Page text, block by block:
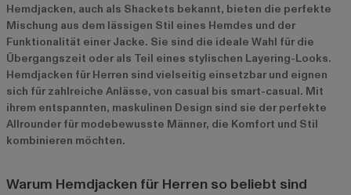
Hemdjacken, auch als Shackets bekannt, bieten die perfekte
Mischung aus dem lässigen Stil eines Hemdes und der
Funktionalität einer Jacke. Sie sind die ideale Wahl für die
Übergangszeit oder als Teil eines stylischen Layering-Looks.
Hemdjacken für Herren sind vielseitig einsetzbar und eignen
sich für zahlreiche Anlässe, von casual bis smart-casual. Mit
ihrem entspannten, maskulinen Design sind sie der perfekte
Allrounder für modebewusste Männer, die Komfort und Stil
kombinieren möchten.
Warum Hemdjacken für Herren so beliebt sind